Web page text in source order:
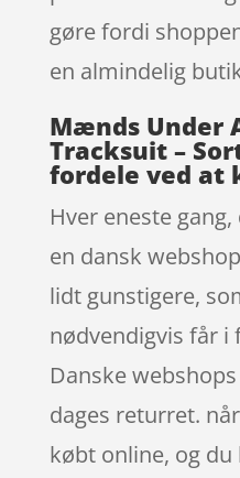
gøre fordi
en almindelig
Mænds Under
Tracksuit –
fordele ved at
Hver eneste
en dansk
lidt gunstigere,
nødvendigvis får i
Danske
dages returret.
købt online, og